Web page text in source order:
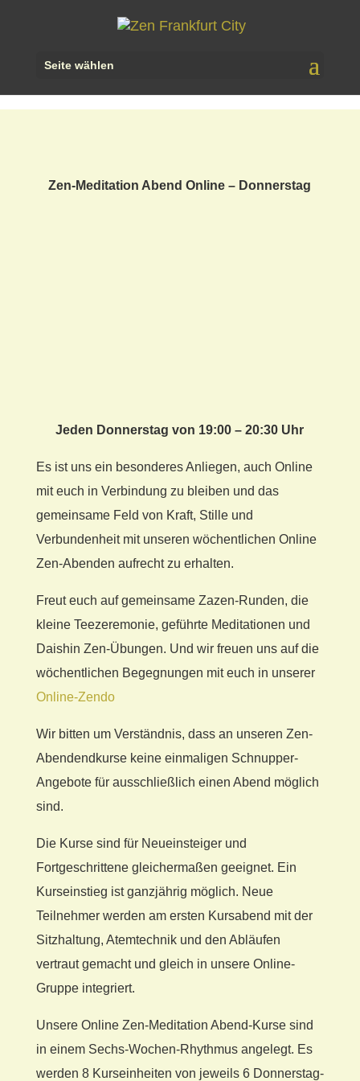
Seite wählen
Zen-Meditation Abend Online – Donnerstag
Jeden Donnerstag von 19:00 – 20:30 Uhr
Es ist uns ein besonderes Anliegen, auch Online
mit euch in Verbindung zu bleiben und das
gemeinsame Feld von Kraft, Stille und
Verbundenheit mit unseren wöchentlichen Online
Zen-Abenden aufrecht zu erhalten.
Freut euch auf gemeinsame Zazen-Runden, die
kleine Teezeremonie, geführte Meditationen und
Daishin Zen-Übungen. Und wir freuen uns auf die
wöchentlichen Begegnungen mit euch in unserer
Online-Zendo
Wir bitten um Verständnis, dass an unseren Zen-
Abendendkurse keine einmaligen Schnupper-
Angebote für ausschließlich einen Abend möglich
sind.
Die Kurse sind für Neueinsteiger und
Fortgeschrittene gleichermaßen geeignet. Ein
Kurseinstieg ist ganzjährig möglich. Neue
Teilnehmer werden am ersten Kursabend mit der
Sitzhaltung, Atemtechnik und den Abläufen
vertraut gemacht und gleich in unsere Online-
Gruppe integriert.
Unsere Online Zen-Meditation Abend-Kurse sind
in einem Sechs-Wochen-Rhythmus angelegt. Es
werden 8 Kurseinheiten von jeweils 6 Donnerstag-